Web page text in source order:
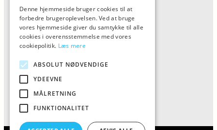
Kontakt
Oversigt artikler
Kiinkiintoktok
Tlf: 7876 8672
Mail:
Denne hjemmeside bruger cookies til at
forbedre brugeroplevelsen. Ved at bruge
vores hjemmeside giver du samtykke til alle
cookies i overensstemmelse med vores
cookiepolitik. Læs mere
ABSOLUT NØDVENDIGE
YDEEVNE
MÅLRETNING
FUNKTIONALITET